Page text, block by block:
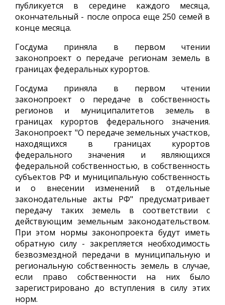
публикуется в середине каждого месяца,
окончательный - после опроса еще 250 семей в
конце месяца.
Госдума приняла в первом чтении
законопроект о передаче регионам земель в
границах федеральных курортов.
Госдума приняла в первом чтении
законопроект о передаче в собственность
регионов и муниципалитетов земель в
границах курортов федерального значения.
Законопроект "О передаче земельных участков,
находящихся в границах курортов
федерального значения и являющихся
федеральной собственностью, в собственность
субъектов РФ и муниципальную собственность
и о внесении изменений в отдельные
законодательные акты РФ" предусматривает
передачу таких земель в соответствии с
действующим земельным законодательством.
При этом нормы законопроекта будут иметь
обратную силу - закрепляется необходимость
безвозмездной передачи в муниципальную и
региональную собственность земель в случае,
если право собственности на них было
зарегистрировано до вступления в силу этих
норм.